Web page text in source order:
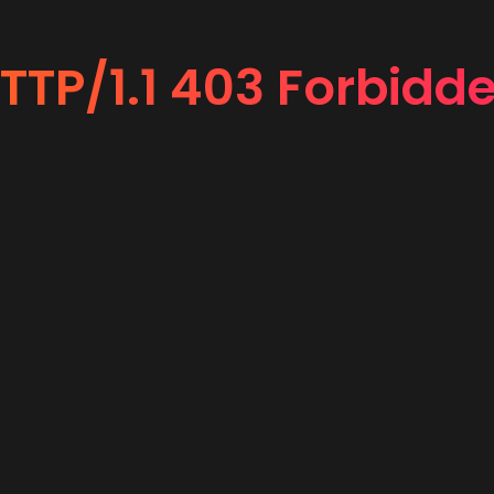
1.1 403